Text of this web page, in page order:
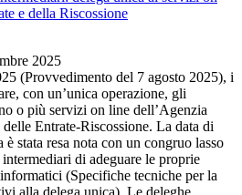
e della Riscossione
2025
(Provvedimento del 7 agosto 2025), i
con un’unica operazione, gli
o più servizi on line dell’Agenzia
Entrate-Riscossione. La data di
stata resa nota con un congruo lasso
di adeguare le proprie
(Specifiche tecniche per la